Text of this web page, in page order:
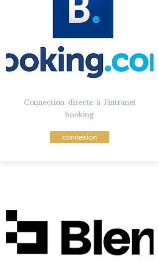
Connection directe à l'intranet
booking
connexion